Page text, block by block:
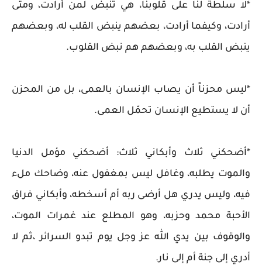
*لا سلطة لنا على قلوبنا، هي تنبض لمن أرادت، ومتى
أرادت، وكيفما أرادت، بعضهم ينبض القلب له، وبعضهم
ينبض القلب به، وبعضهم هم نبض القلوب.
*ليس محزناً أن يصاب الإنسان بالعمى، بل من المحزن
أن لا يستطيع الإنسان تحمّل العمى.
*أضحكني ثلاث وأبكاني ثلاث: أضحكني مؤمل الدنيا
والموت يطلبه، وغافل ليس بمغفول عنه، وضاحك ملء
فيه، وليس يدري هل أرضى ربه أم أسخطه، وأبكاني فراق
الأحبة محمد وحزبه، وهو المطلع عند غمرات الموت،
والوقوف بين يدي الله عز وجل يوم تبدو السرائر ،ثم لا
أدري إلى جنة أم إلى نار.